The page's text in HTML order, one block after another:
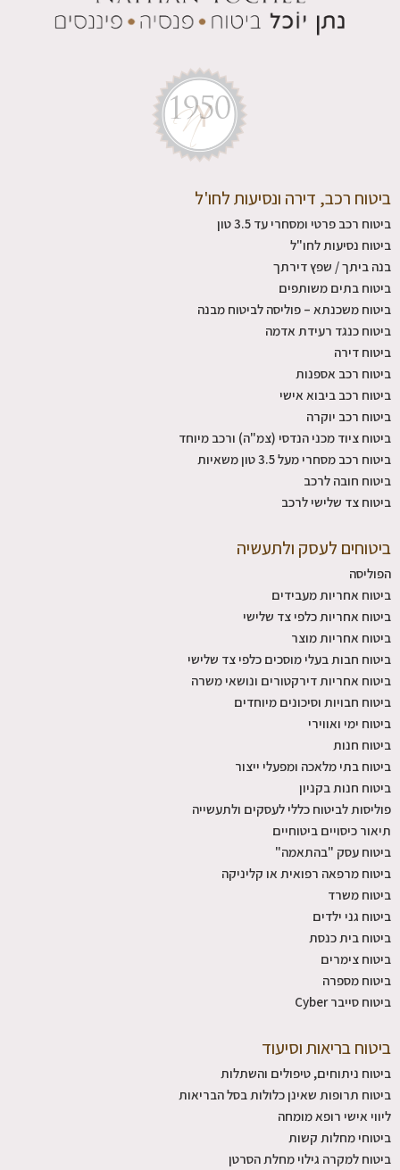
ביטוח רכב, דירה ונסיעות לחו'ל
ביטוח רכב פרטי ומסחרי עד 3.5 טון
ביטוח נסיעות לחו"ל
בנה ביתך / שפץ דירתך
ביטוח בתים משותפים
ביטוח משכנתא – פוליסה לביטוח מבנה
ביטוח כנגד רעידת אדמה
ביטוח דירה
ביטוח רכב אספנות
ביטוח רכב ביבוא אישי
ביטוח רכב יוקרה
ביטוח ציוד מכני הנדסי (צמ"ה) ורכב מיוחד
ביטוח רכב מסחרי מעל 3.5 טון משאיות
ביטוח חובה לרכב
ביטוח צד שלישי לרכב
ביטוחים לעסק ולתעשיה
הפוליסה
ביטוח אחריות מעבידים
ביטוח אחריות כלפי צד שלישי
ביטוח אחריות מוצר
ביטוח חבות בעלי מוסכים כלפי צד שלישי
ביטוח אחריות דירקטורים ונושאי משרה
ביטוח חבויות וסיכונים מיוחדים
ביטוח ימי ואווירי
ביטוח חנות
ביטוח בתי מלאכה ומפעלי ייצור
ביטוח חנות בקניון
פוליסות לביטוח כללי לעסקים ולתעשייה
תיאור כיסויים ביטוחיים
ביטוח עסק "בהתאמה"
ביטוח מרפאה רפואית או קליניקה
ביטוח משרד
ביטוח גני ילדים
ביטוח בית כנסת
ביטוח צימרים
ביטוח מספרה
ביטוח סייבר Cyber
ביטוח בריאות וסיעוד
ביטוח ניתוחים, טיפולים והשתלות
ביטוח תרופות שאינן כלולות בסל הבריאות
ליווי אישי רופא מומחה
ביטוחי מחלות קשות
ביטוח למקרה גילוי מחלת הסרטן